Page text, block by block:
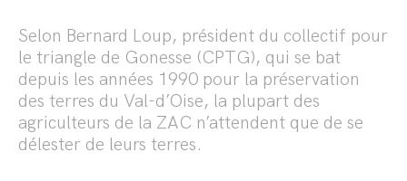
Selon Bernard Loup, président du collectif pour
le triangle de Gonesse (CPTG), qui se bat
depuis les années 1990 pour la préservation
des terres du Val-d’Oise, la plupart des
agriculteurs de la ZAC n’attendent que de se
délester de leurs terres.